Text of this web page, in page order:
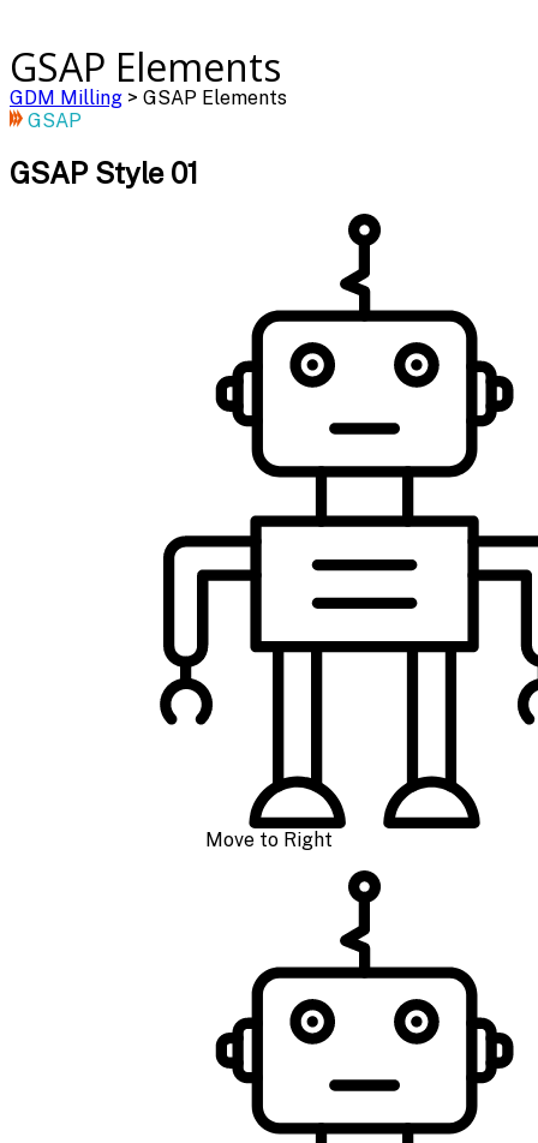
GSAP Elements
GDM Milling > GSAP Elements
GSAP
GSAP Style 01
Move to Right